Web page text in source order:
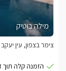
מילה בוטיק
צימר בצפון, עין יעקב